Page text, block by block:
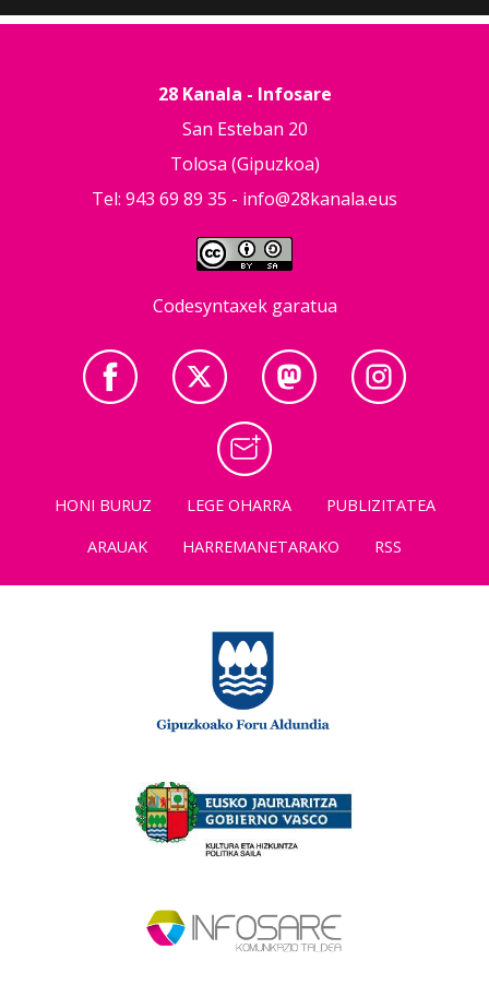
28 Kanala - Infosare
San Esteban 20
Tolosa (Gipuzkoa)
Tel: 943 69 89 35 - info@28kanala.eus
Codesyntaxek garatua
HONI BURUZ LEGE OHARRA
PUBLIZITATEA
ARAUAK
HARREMANETARAKO RSS